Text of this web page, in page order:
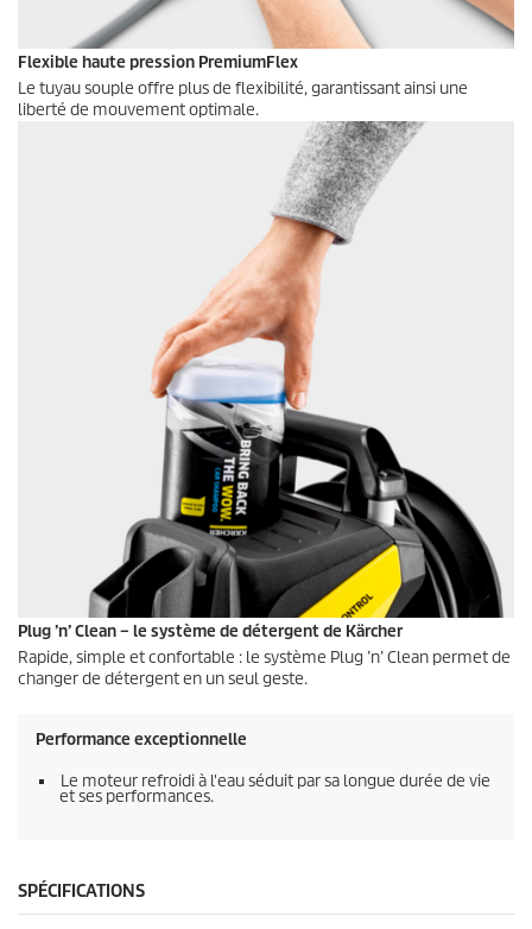
Flexible haute pression PremiumFlex
Le tuyau souple offre plus de flexibilité, garantissant ainsi une
liberté de mouvement optimale.
Plug ’n’ Clean – le système de détergent de Kärcher
Rapide, simple et confortable : le système Plug ’n’ Clean permet de
changer de détergent en un seul geste.
Performance exceptionnelle
Le moteur refroidi à l'eau séduit par sa longue durée de vie
et ses performances.
SPÉCIFICATIONS